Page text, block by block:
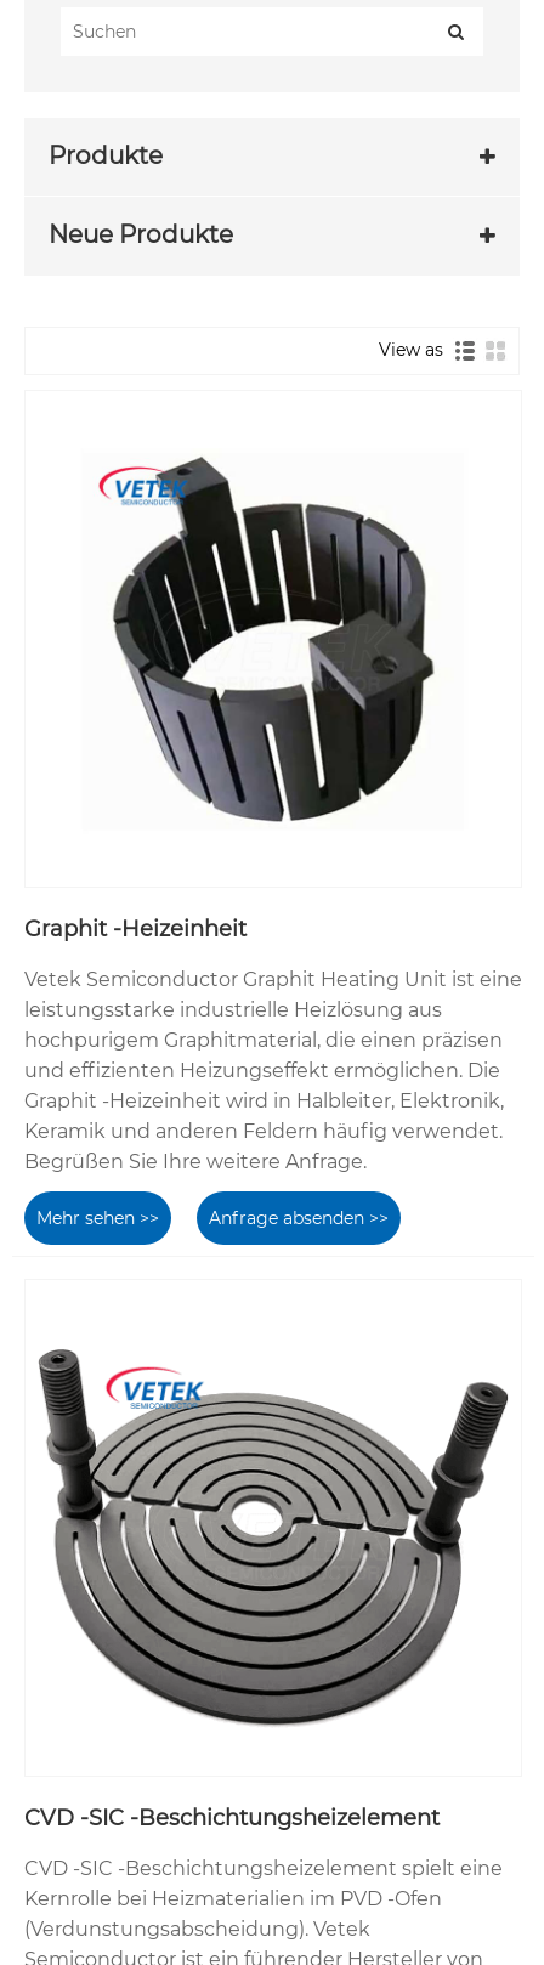
Produkte
Neue Produkte
View as
Graphit -Heizeinheit
Vetek Semiconductor Graphit Heating Unit ist eine
leistungsstarke industrielle Heizlösung aus
hochpurigem Graphitmaterial, die einen präzisen
und effizienten Heizungseffekt ermöglichen. Die
Graphit -Heizeinheit wird in Halbleiter, Elektronik,
Keramik und anderen Feldern häufig verwendet.
Begrüßen Sie Ihre weitere Anfrage.
Mehr sehen >> Anfrage absenden >>
CVD -SIC -Beschichtungsheizelement
CVD -SIC -Beschichtungsheizelement spielt eine
Kernrolle bei Heizmaterialien im PVD -Ofen
(Verdunstungsabscheidung). Vetek
Semiconductor ist ein führender Hersteller von